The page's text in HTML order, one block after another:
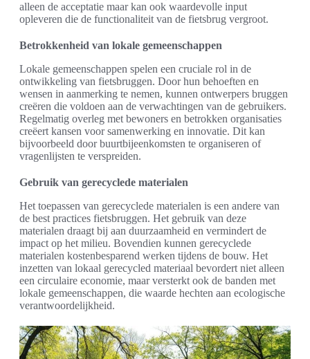
alleen de acceptatie maar kan ook waardevolle input
opleveren die de functionaliteit van de fietsbrug vergroot.
Betrokkenheid van lokale gemeenschappen
Lokale gemeenschappen spelen een cruciale rol in de
ontwikkeling van fietsbruggen. Door hun behoeften en
wensen in aanmerking te nemen, kunnen ontwerpers bruggen
creëren die voldoen aan de verwachtingen van de gebruikers.
Regelmatig overleg met bewoners en betrokken organisaties
creëert kansen voor samenwerking en innovatie. Dit kan
bijvoorbeeld door buurtbijeenkomsten te organiseren of
vragenlijsten te verspreiden.
Gebruik van gerecyclede materialen
Het toepassen van gerecyclede materialen is een andere van
de best practices fietsbruggen. Het gebruik van deze
materialen draagt bij aan duurzaamheid en vermindert de
impact op het milieu. Bovendien kunnen gerecyclede
materialen kostenbesparend werken tijdens de bouw. Het
inzetten van lokaal gerecycled materiaal bevordert niet alleen
een circulaire economie, maar versterkt ook de banden met
lokale gemeenschappen, die waarde hechten aan ecologische
verantwoordelijkheid.